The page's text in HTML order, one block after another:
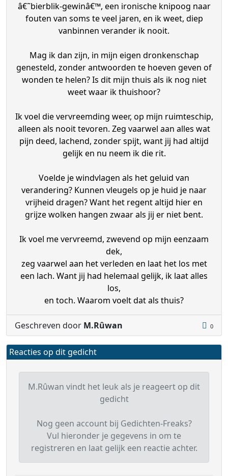
â€˜bierblik-gewinâ€™, een ironische knipoog naar
fouten van soms te veel jaren, en ik weet, diep
vanbinnen verander ik nooit.
Mag ik dan zijn, in mijn eigen dronkenschap
genesteld, zonder antwoorden te hoeven geven of
wonden te helen? Is dit mijn thuis als ik nog niet
weet waar ik thuishoor?
Ik voel die vervreemding weer, op mijn ruimteschip,
alleen als nooit tevoren. Zeg vaarwel aan alles wat
pijn deed, lachend, zonder spijt, want jij had altijd
gelijk en nu neem ik die rit.
Voelde je windvlagen als het geluid van
verandering? Kunnen vleugels op je huid je naar
vrijheid dragen? Want het regent altijd hier en
grijze wolken hangen zwaar als jij er niet bent.
Ik voel me vervreemd, zwevend op mijn eenzaam
dek,
zeg vaarwel aan het verleden en laat het los met
een lach. Want jij had helemaal gelijk, ik laat alles
los,
en toch. Waarom voelt dat als thuis?
Geschreven door M.Rûwan 0
Reacties op dit gedicht
M.Rûwan vindt het leuk als je reageert op dit
gedicht
Nog geen account bij Gedichten-Freaks?
Vul hieronder je gegevens in om te
registreren en laat gelijk een reactie achter.